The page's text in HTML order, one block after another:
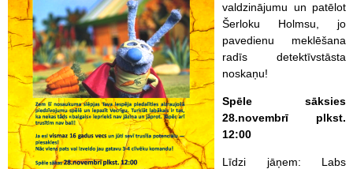
valdzinājumu un patēlot
Šerloku Holmsu, jo
pavedienu meklēšana
radīs detektīvstāsta
noskaņu!
Spēle sāksies
28.novembrī plkst.
12:00
Līdzi jāņem: Labs